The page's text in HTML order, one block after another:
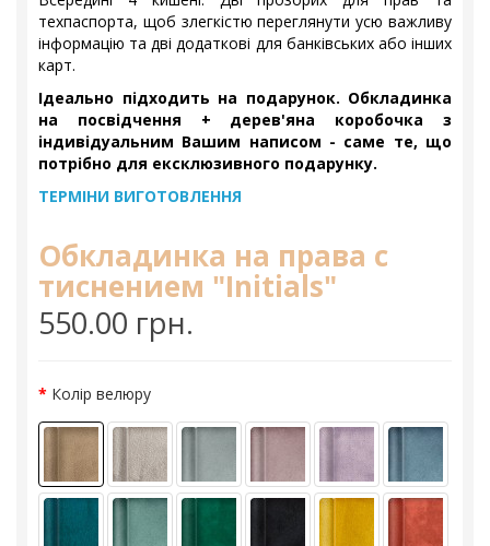
техпаспорта, щоб злегкістю переглянути усю важливу
інформацію та дві додаткові для банківських або інших
карт.
Ідеально підходить на подарунок. Обкладинка
на посвідчення + дерев'яна коробочка з
індивідуальним Вашим написом - саме те, що
потрібно для ексклюзивного подарунку.
ТЕРМІНИ ВИГОТОВЛЕННЯ
Обкладинка на права с
тиснением "Initials"
550.00 грн.
Колір велюру